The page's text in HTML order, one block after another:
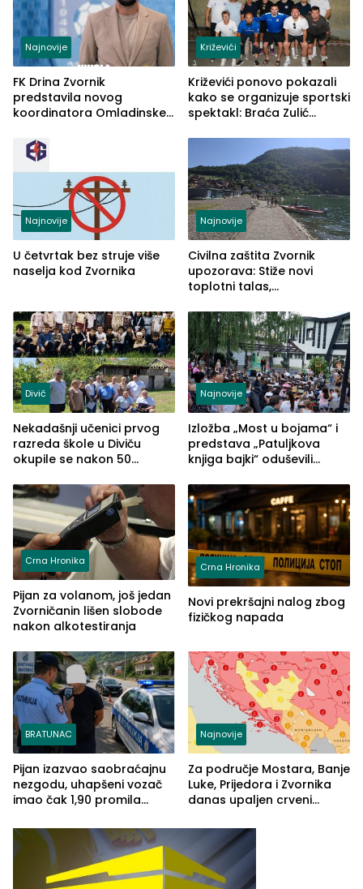
Najnovije
FK Drina Zvornik
predstavila novog
koordinatora Omladinske
Križevići
Križevići ponovo pokazali
kako se organizuje sportski
spektakl: Braća Zulić
Najnovije
U četvrtak bez struje više
naselja kod Zvornika
Najnovije
Civilna zaštita Zvornik
upozorava: Stiže novi
toplotni talas,
Divič
Nekadašnji učenici prvog
razreda škole u Diviču
okupile se nakon 50
Pašić im održao čas
(FOTO)
Najnovije
Izložba „Most u bojama“ i
predstava „Patuljkova
knjiga bajki“ oduševili
Crna Hronika
Pijan za volanom, još jedan
Zvorničanin lišen slobode
nakon alkotestiranja
Crna Hronika
Novi prekršajni nalog zbog
fizičkog napada
BRATUNAC
Pijan izazvao saobraćajnu
nezgodu, uhapšeni vozač
imao čak 1,90 promila
Najnovije
Za područje Mostara, Banje
Luke, Prijedora i Zvornika
danas upaljen crveni